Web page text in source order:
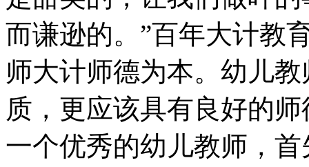
而谦逊的。”百年大计教
师大计师德为本。幼儿
质，更应该具有良好的
一个优秀的幼儿教师，